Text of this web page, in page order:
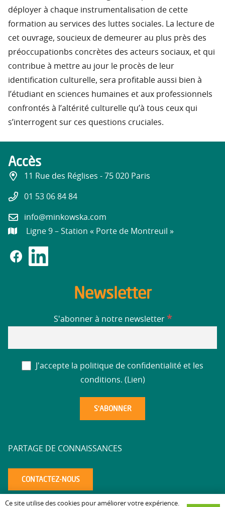
déployer à chaque instrumentalisation de cette
formation au services des luttes sociales. La lecture de
cet ouvrage, soucieux de demeurer au plus près des
préoccupationbs concrètes des acteurs sociaux, et qui
contribue à mettre au jour le procès de leur
identification culturelle, sera profitable aussi bien à
l’étudiant en sciences humaines et aux professionnels
confrontés à l’altérité culturelle qu’à tous ceux qui
s’interrogent sur ces questions cruciales.
Accès
11 Rue des Réglises - 75 020 Paris
01 53 06 84 84
info@minkowska.com
Ligne 9 – Station « Porte de Montreuil »
Newsletter
S'abonner à notre newsletter *
J'accepte la politique de confidentialité et les
conditions. ( Lien)
PARTAGE DE CONNAISSANCES
CONTACTEZ-NOUS
Ce site utilise des cookies pour améliorer votre expérience.